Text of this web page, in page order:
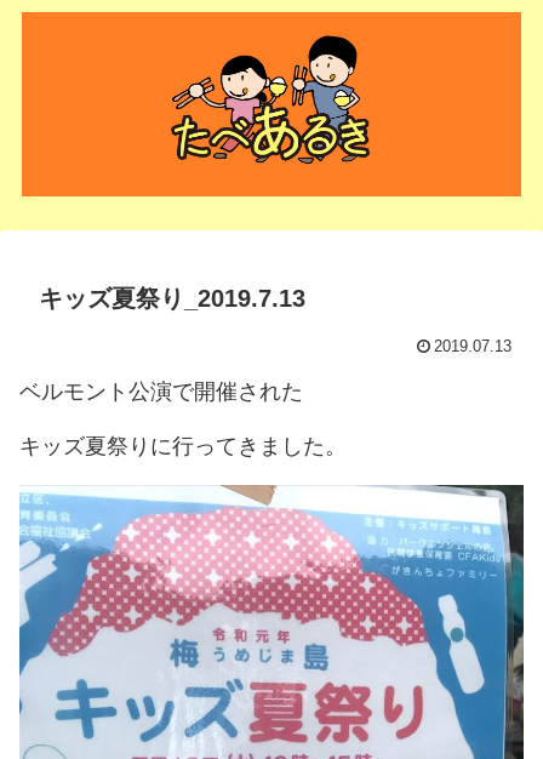
キッズ夏祭り_2019.7.13
2019.07.13
ベルモント公演で開催された
キッズ夏祭りに行ってきました。